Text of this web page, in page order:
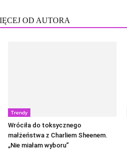
OD AUTORA
Trendy
Wróciła do toksycznego
małżeństwa z Charliem Sheenem.
„Nie miałam wyboru”